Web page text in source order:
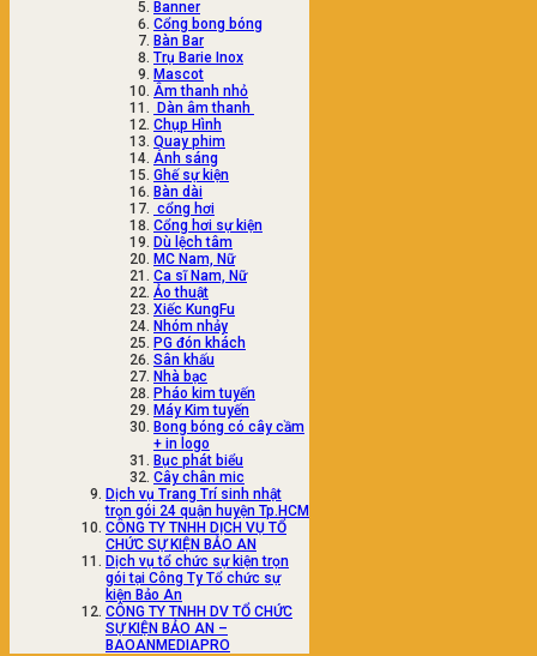
Banner
Cổng bong bóng
Bàn Bar
Trụ Barie Inox
Mascot
Âm thanh nhỏ
Dàn âm thanh
Chụp Hình
Quay phim
Ánh sáng
Ghế sự kiện
Bàn dài
cổng hơi
Cổng hơi sự kiện
Dù lệch tâm
MC Nam, Nữ
Ca sĩ Nam, Nữ
Ảo thuật
Xiếc KungFu
Nhóm nhảy
PG đón khách
Sân khấu
Nhà bạc
Pháo kim tuyến
Máy Kim tuyến
Bong bóng có cây cầm
+ in logo
Bục phát biểu
Cây chân mic
Dịch vụ Trang Trí sinh nhật
trọn gói 24 quận huyện Tp.HCM
CÔNG TY TNHH DỊCH VỤ TỔ
CHỨC SỰ KIỆN BẢO AN
Dịch vụ tổ chức sự kiện trọn
gói tại Công Ty Tổ chức sự
kiện Bảo An
CÔNG TY TNHH DV TỔ CHỨC
SỰ KIỆN BẢO AN –
BAOANMEDIAPRO